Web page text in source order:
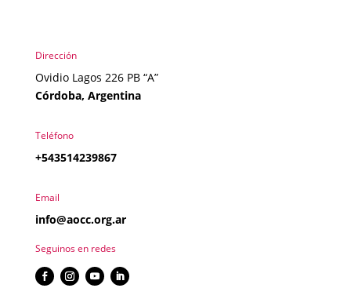
Dirección
Ovidio Lagos 226 PB “A”
Córdoba, Argentina
Teléfono
+543514239867
Email
info@aocc.org.ar
Seguinos en redes